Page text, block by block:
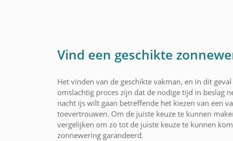
Vind een geschikte
Het vinden van de geschikte vakman, en in dit
omslachtig proces zijn dat de nodige tijd in beslag
nacht ijs wilt gaan betreffende het kiezen van een
toevertrouwen. Om de juiste keuze te kunnen
vergelijken om zo tot de juiste keuze te kunnen
zonnewering garandeerd.